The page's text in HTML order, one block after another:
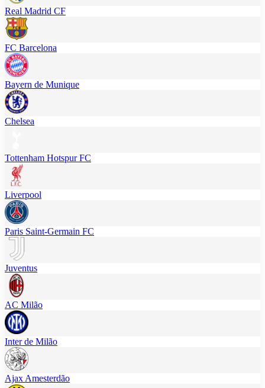
Real Madrid CF
FC Barcelona
Bayern de Munique
Chelsea
Tottenham Hotspur FC
Liverpool
Paris Saint-Germain FC
Juventus
AC Milão
Inter de Milão
Ajax Amesterdão